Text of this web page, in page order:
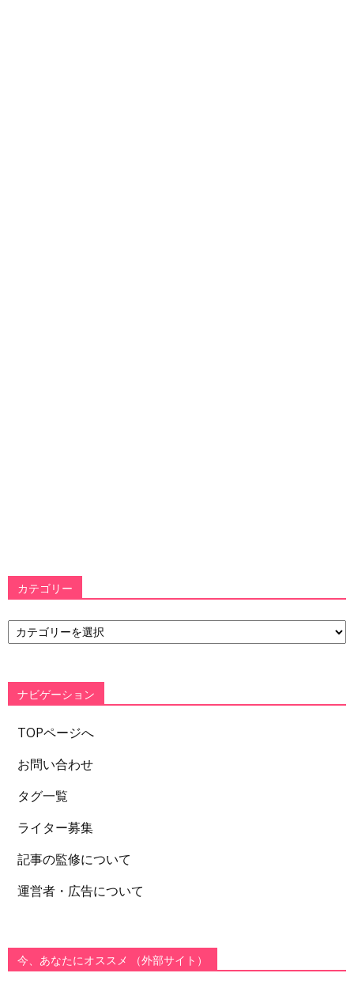
カテゴリー
カ
テ
ー
ナビゲーション
TOPページへ
お問い合わせ
タグ一覧
ライター募集
記事の監修について
運営者・広告について
今、あなたにオススメ （外部サイト）